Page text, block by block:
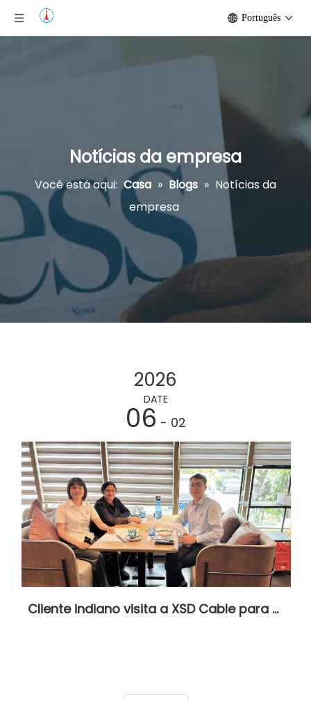
Português
Notícias da empresa
Você está aqui: Casa » Blogs » Notícias da
empresa
2026
DATE
06 - 02
Cliente indiano visita a XSD Cable para explorar uma cooperação estratégica mais profunda